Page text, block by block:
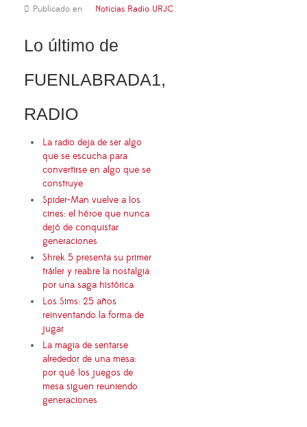
Publicado en Noticias Radio URJC
Lo último de
FUENLABRADA1,
RADIO
La radio deja de ser algo
que se escucha para
convertirse en algo que se
construye
Spider-Man vuelve a los
cines: el héroe que nunca
dejó de conquistar
generaciones
Shrek 5 presenta su primer
tráiler y reabre la nostalgia
por una saga histórica
Los Sims: 25 años
reinventando la forma de
jugar
La magia de sentarse
alrededor de una mesa:
por qué los juegos de
mesa siguen reuniendo
generaciones